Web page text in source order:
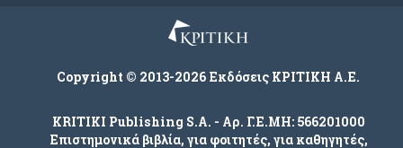
Copyright © 2013-2026 Εκδόσεις ΚΡΙΤΙΚΗ Α.Ε.
KRITIKI Publishing S.A. - Αρ. Γ.Ε.ΜΗ: 566201000
Επιστημονικά βιβλία, για φοιτητές, για καθηγητές,